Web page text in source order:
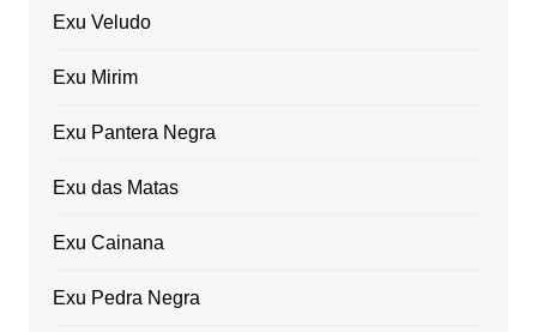
Exu Veludo
Exu Mirim
Exu Pantera Negra
Exu das Matas
Exu Cainana
Exu Pedra Negra